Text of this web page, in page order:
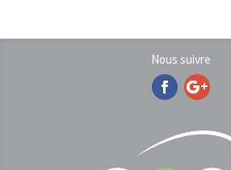
Nous suivre